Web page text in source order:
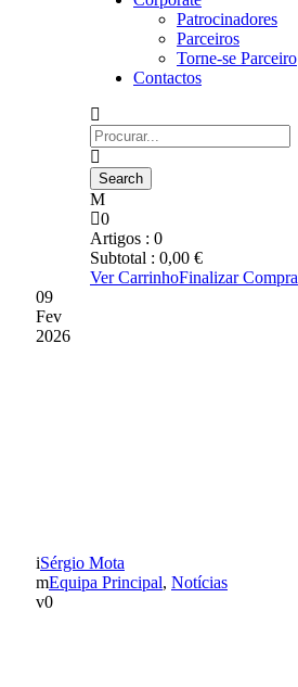
Patrocinadores
Parceiros
Torne-se Parceiro
Contactos
0
Artigos : 0
Subtotal : 0,00 €
Ver CarrinhoFinalizar Compra
09
Fev
2026
Sérgio Mota
Equipa Principal, Notícias
0